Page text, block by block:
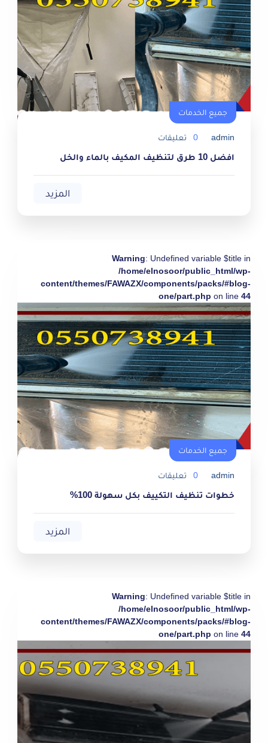
جميع الخدمات
admin
0 تعليقات
افضل 10 طرق لتنظيف المكيف بالماء والخل
المزيد
Warning: Undefined variable $title in
/home/elnosoor/public_html/wp-
content/themes/FAWAZX/components/packs/#blog-
one/part.php on line 44
جميع الخدمات
admin
0 تعليقات
خطوات تنظيف التكييف بكل سهولة 100%
المزيد
Warning: Undefined variable $title in
/home/elnosoor/public_html/wp-
content/themes/FAWAZX/components/packs/#blog-
one/part.php on line 44
جميع الخدمات